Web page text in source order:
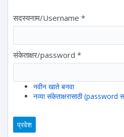
सदस्यनाम/Username *
संकेताक्षर/password *
नवीन खाते बनवा
नव्या संकेताक्षरासाठी (password